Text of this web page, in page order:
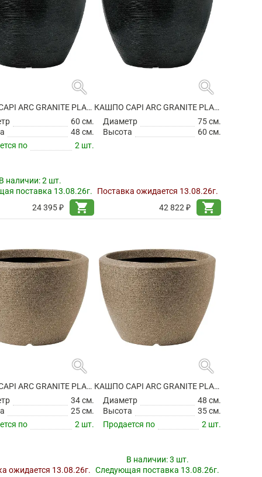
search
КАШПО CAPI ARC GRANITE PLANTER BALL BLACK
60 см.
48 см.
по
2 шт.
наличии:2 шт.
поставка 13.08.26г.
24 395 ₽
shopping_cart
search
КАШПО CAPI ARC GRANITE PLANTER BALL BLACK
Диаметр
75 см.
Высота
60 см.
Поставка ожидается 13.08.26г.
42 822 ₽
shopping_cart
search
КАШПО CAPI ARC GRANITE PLANTER BALL WARM TAUPE
34 см.
25 см.
по
2 шт.
ожидается 13.08.26г.
search
КАШПО CAPI ARC GRANITE PLANTER BALL WARM TAUPE
Диаметр
48 см.
Высота
35 см.
Продается по
2 шт.
В наличии:3 шт.
Следующая поставка 13.08.26г.